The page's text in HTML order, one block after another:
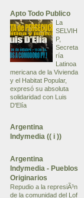
Apto Todo Publico
La
SELVIH
P,
Secreta
ría
Latinoa
mericana de la Vivienda
y el Habitat Popular,
expresó su absoluta
solidaridad con Luis
D'Elía
Argentina
Indymedia (( i ))
Argentina
Indymedia - Pueblos
Originarios
Repudio a la represiÃ³n
de la comunidad del Lof